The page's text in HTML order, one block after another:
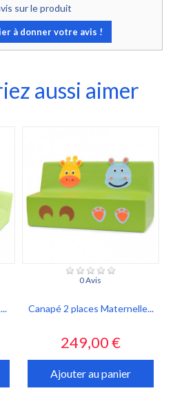
sur le produit
à donner votre avis !
aussi aimer
0 Avis
Canapé 2 places Maternelle...
Prix
249,00 €
Ajouter au panier